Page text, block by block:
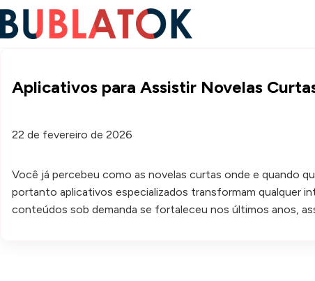
Aplicativos para Assistir Novelas
22 de fevereiro de 2026
Você já percebeu como as novelas curtas onde e quando
portanto aplicativos especializados transformam qualquer
conteúdos sob demanda se fortaleceu nos últimos anos,